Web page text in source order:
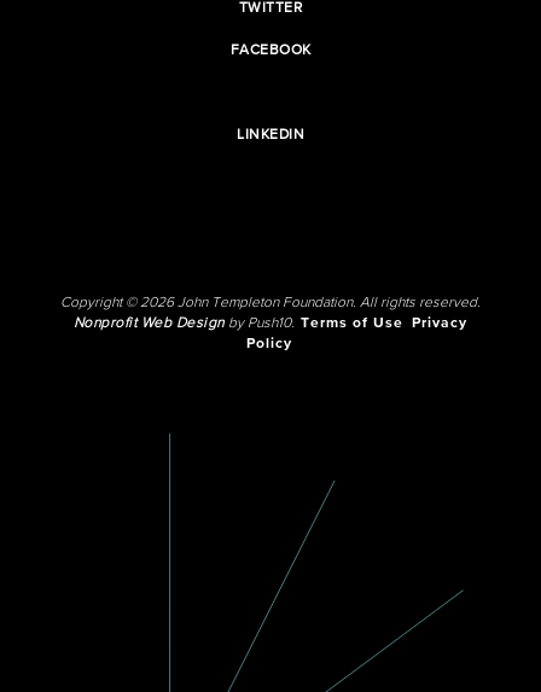
TWITTER
FACEBOOK
LINKEDIN
Copyright © 2026 John Templeton Foundation. All rights reserved.
Nonprofit Web Designby Push10. Terms of Use
Privacy
Policy